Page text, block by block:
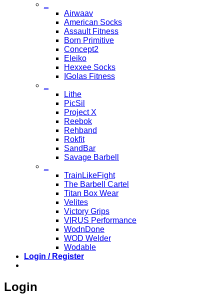
Airwaav
American Socks
Assault Fitness
Born Primitive
Concept2
Eleiko
Hexxee Socks
IGolas Fitness
Lithe
PicSil
Project X
Reebok
Rehband
Rokfit
SandBar
Savage Barbell
TrainLikeFight
The Barbell Cartel
Titan Box Wear
Velites
Victory Grips
VIRUS Performance
WodnDone
WOD Welder
Wodable
Login / Register
Login